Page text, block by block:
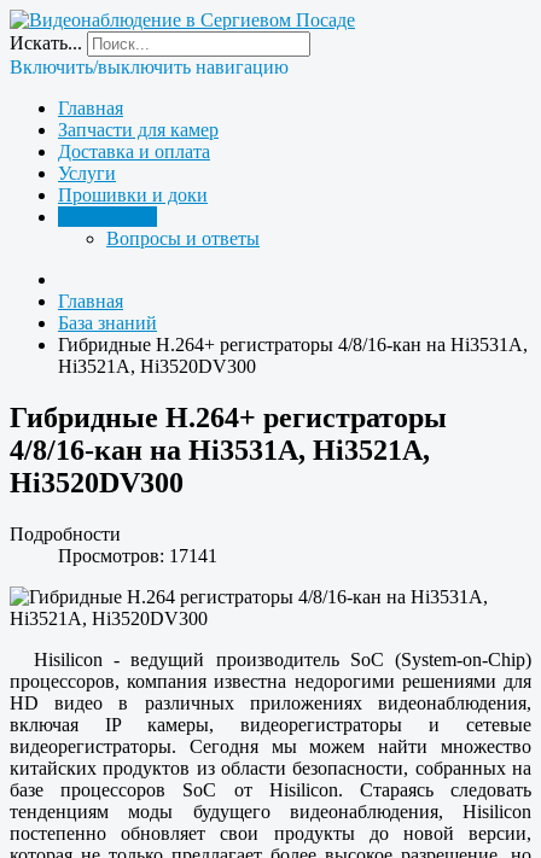
Искать...
Включить/выключить навигацию
Главная
Запчасти для камер
Доставка и оплата
Услуги
Прошивки и доки
Вопросы и ответы
Главная
База знаний
Гибридные H.264+ регистраторы 4/8/16-кан на Hi3531A,
Hi3521A, Hi3520DV300
Гибридные H.264+ регистраторы
4/8/16-кан на Hi3531A, Hi3521A,
Hi3520DV300
Подробности
Просмотров: 17141
Hisilicon - ведущий производитель SoC (System-on-Chip)
процессоров, компания известна недорогими решениями для
HD видео в различных приложениях видеонаблюдения,
включая IP камеры, видеорегистраторы и сетевые
видеорегистраторы. Сегодня мы можем найти множество
китайских продуктов из области безопасности, собранных на
базе процессоров SoC от Hisilicon. Стараясь следовать
тенденциям моды будущего видеонаблюдения, Hisilicon
постепенно обновляет свои продукты до новой версии,